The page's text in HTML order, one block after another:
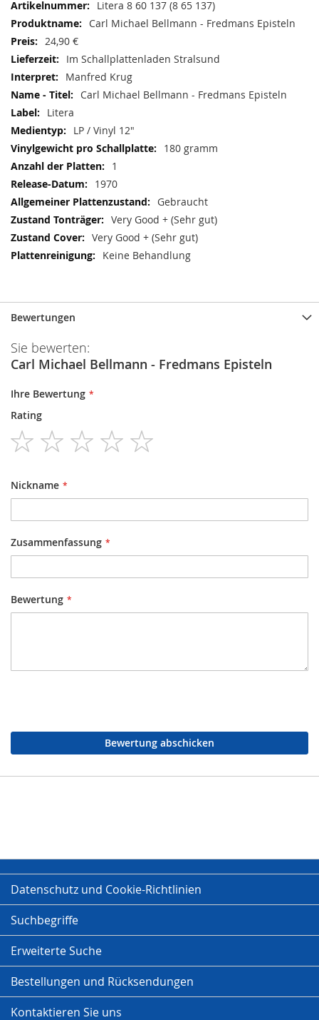
Mehr
Informationen
Litera 8 60 137 (8 65 137)
Carl Michael Bellmann - Fredmans Episteln
24,90 €
Im Schallplattenladen Stralsund
Manfred Krug
Carl Michael Bellmann - Fredmans Episteln
Litera
LP / Vinyl 12"
180 gramm
1
1970
Gebraucht
Very Good + (Sehr gut)
Very Good + (Sehr gut)
Keine Behandlung
Bewertungen
Sie bewerten:
Carl Michael Bellmann - Fredmans Episteln
Ihre Bewertung
Rating
1
star
2
stars
3
stars
4
stars
Nickname
Zusammenfassung
Bewertung
Bewertung abschicken
Datenschutz und Cookie-Richtlinien
Suchbegriffe
Erweiterte Suche
Bestellungen und Rücksendungen
Kontaktieren Sie uns